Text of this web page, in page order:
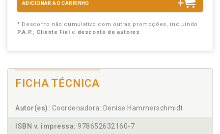
ADICIONAR AO CARRINHO
* Desconto não cumulativo com outras promoções, incluindo
P.A.P., Cliente Fiel e desconto de autores
FICHA TÉCNICA
Autor(es): Coordenadora: Denise Hammerschmidt
ISBN v. impressa: 978652632160-7